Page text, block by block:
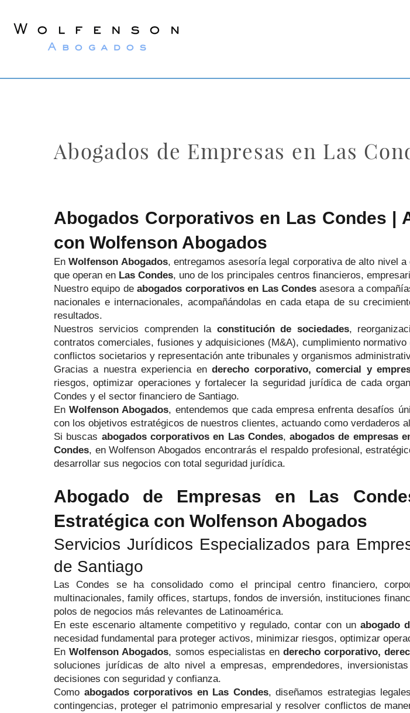
Abogados de Empresas en Las
Abogados Corporativos en Las Condes |
con Wolfenson Abogados
EnWolfenson Abogados, entregamos asesoría legal corporativa de alto nivel
que operan en Las Condes, uno de los principales centros financieros,
Nuestro equipo deabogados corporativos en Las Condes asesora a
nacionales e internacionales, acompañándolas en cada etapa de su
resultados.
Nuestros servicios comprenden la constitución de sociedades,
contratos comerciales, fusiones y adquisiciones (M&A), cumplimiento
conflictos societarios y representación ante tribunales y organismos
Gracias a nuestra experiencia enderecho corporativo, comercial y
riesgos, optimizar operaciones y fortalecer la seguridad jurídica de cada
Condes y el sector financiero de Santiago.
EnWolfenson Abogados, entendemos que cada empresa enfrenta desafíos
con los objetivos estratégicos de nuestros clientes, actuando como verdaderos
Si buscas abogados corporativos en Las Condes,abogados de empresas
Condes, en Wolfenson Abogados encontrarás el respaldo profesional,
desarrollar sus negocios con total seguridad jurídica.
Abogado de Empresas en Las
Estratégica con Wolfenson Abogados
Servicios Jurídicos Especializados para
de Santiago
Las Condes se ha consolidado como el principal centro financiero,
multinacionales, family offices, startups, fondos de inversión, instituciones
polos de negocios más relevantes de Latinoamérica.
En este escenario altamente competitivo y regulado, contar con un abogado
necesidad fundamental para proteger activos, minimizar riesgos, optimizar
EnWolfenson Abogados, somos especialistas enderecho corporativo,
soluciones jurídicas de alto nivel a empresas, emprendedores,
decisiones con seguridad y confianza.
Como abogados corporativos en Las Condes, diseñamos estrategias
contingencias, proteger el patrimonio empresarial y resolver conflictos de
Wolfenson